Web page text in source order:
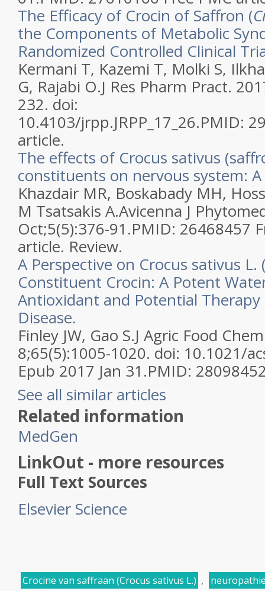
The Efficacy of Crocin of Saffron (
the Components of Metabolic
Randomized Controlled Clinical
Kermani T, Kazemi T, Molki S,
G, Rajabi O.J Res Pharm Pract.
232. doi:
10.4103/jrpp.JRPP_17_26.PMID:
article.
The effects of Crocus sativus
constituents on nervous system:
Khazdair MR, Boskabady MH,
M Tsatsakis A.Avicenna J
Oct;5(5):376-91.PMID: 26468457
article. Review.
A Perspective on Crocus sativus L.
Constituent Crocin: A Potent
Antioxidant and Potential
Disease.
Finley JW, Gao S.J Agric Food
8;65(5):1005-1020. doi: 10.1021/
Epub 2017 Jan 31.PMID:
See all similar articles
Related information
MedGen
LinkOut - more resources
Full Text Sources
Elsevier Science
Crocine van saffraan (Crocus sativus L.) ,